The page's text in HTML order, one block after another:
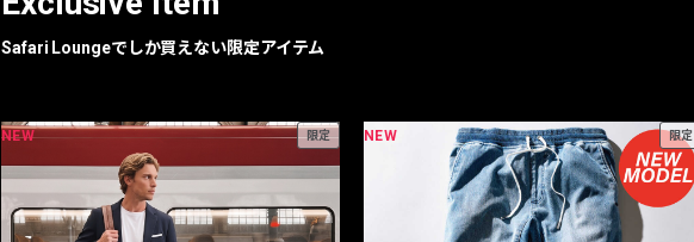
Safari Loungeでしか買えない限定アイテム
NEW 限定 NEW 限定